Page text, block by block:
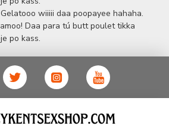
yakından takip etmesi, yaklaşık
yelpazesi ile Türkiye'de bu sektörde
ürün gurubuna sahip ender
müşteri memnuniyetini her zaman ön
yenilikçi servislerin geliştirilmesi
kendisine Cinsel Ürün hayatında lider
wiiiii daa poopayee hahaha.
Daa para tú butt poulet tikka
po kass.